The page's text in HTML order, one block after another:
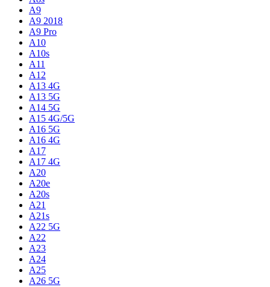
A9
A9 2018
A9 Pro
A10
A10s
A11
A12
A13 4G
A13 5G
A14 5G
A15 4G/5G
A16 5G
A16 4G
A17
A17 4G
A20
A20e
A20s
A21
A21s
A22 5G
A22
A23
A24
A25
A26 5G